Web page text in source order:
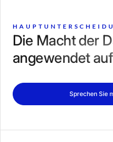
Die Macht der
angewendet
Sprechen Sie